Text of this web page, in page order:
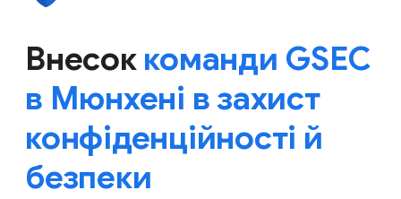
Внесок команди GSEC
в Мюнхені в захист
конфіденційності й
безпеки